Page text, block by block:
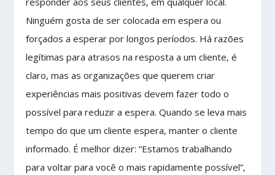
Ninguém gosta de ser colocada em espera ou
forçados a esperar por longos períodos. Há razões
legítimas para atrasos na resposta a um cliente, é
claro, mas as organizações que querem criar
experiências mais positivas devem fazer todo o
possível para reduzir a espera. Quando se leva mais
tempo do que um cliente espera, manter o cliente
informado. É melhor dizer: “Estamos trabalhando
para voltar para você o mais rapidamente possível”,